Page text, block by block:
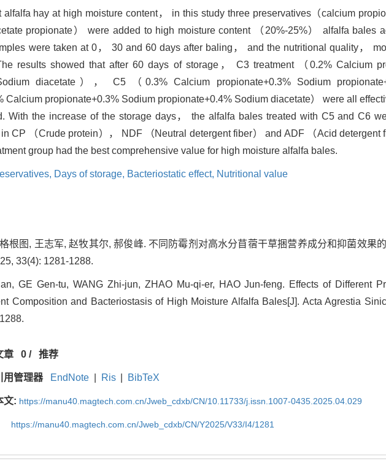
alfalfa hay at high moisture content， in this study three preservatives（calcium
propionate） were added to high moisture content （20%-25%） alfalfa bales
were taken at 0， 30 and 60 days after baling， and the nutritional quality，
results showed that after 60 days of storage， C3 treatment （0.2% Calcium
diacetate）， C5 （0.3% Calcium propionate+0.3% Sodium
Calcium propionate+0.3% Sodium propionate+0.4% Sodium diacetate） were all
With the increase of the storage days， the alfalfa bales treated with C5 and C6
CP （Crude protein）， NDF （Neutral detergent fiber） and ADF （Acid detergent
group had the best comprehensive value for high moisture alfalfa bales.
Days of storage, Bacteriostatic effect, Nutritional value
根图, 王志军, 赵牧其尔, 郝俊峰. 不同防霉剂对高水分苜蓿干草捆营养成分和抑菌效果
33(4): 1281-1288.
GE Gen-tu, WANG Zhi-jun, ZHAO Mu-qi-er, HAO Jun-feng. Effects of Different
Composition and Bacteriostasis of High Moisture Alfalfa Bales[J]. Acta Agrestia
章 0 /推荐
用管理器 EndNote Ris BibTeX
文: https://manu40.magtech.com.cn/Jweb_cdxb/CN/10.11733/j.issn.1007-0435.2025.04.029
https://manu40.magtech.com.cn/Jweb_cdxb/CN/Y2025/V33/I4/1281